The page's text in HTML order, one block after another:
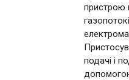
пристрою
подачі і